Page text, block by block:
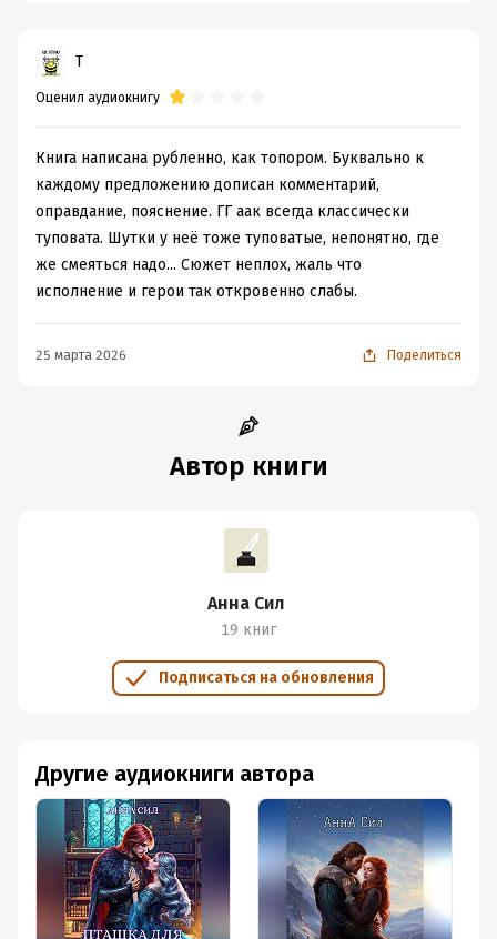
Т
Оценил аудиокнигу
Книга написана рубленно, как топором. Буквально к
каждому предложению дописан комментарий,
оправдание, пояснение. ГГ аак всегда классически
туповата. Шутки у неё тоже туповатые, непонятно, где
же смеяться надо... Сюжет неплох, жаль что
исполнение и герои так откровенно слабы.
25 марта 2026 Поделиться
Автор книги
Анна Сил
19 книг
Подписаться на обновления
Другие аудиокниги автора